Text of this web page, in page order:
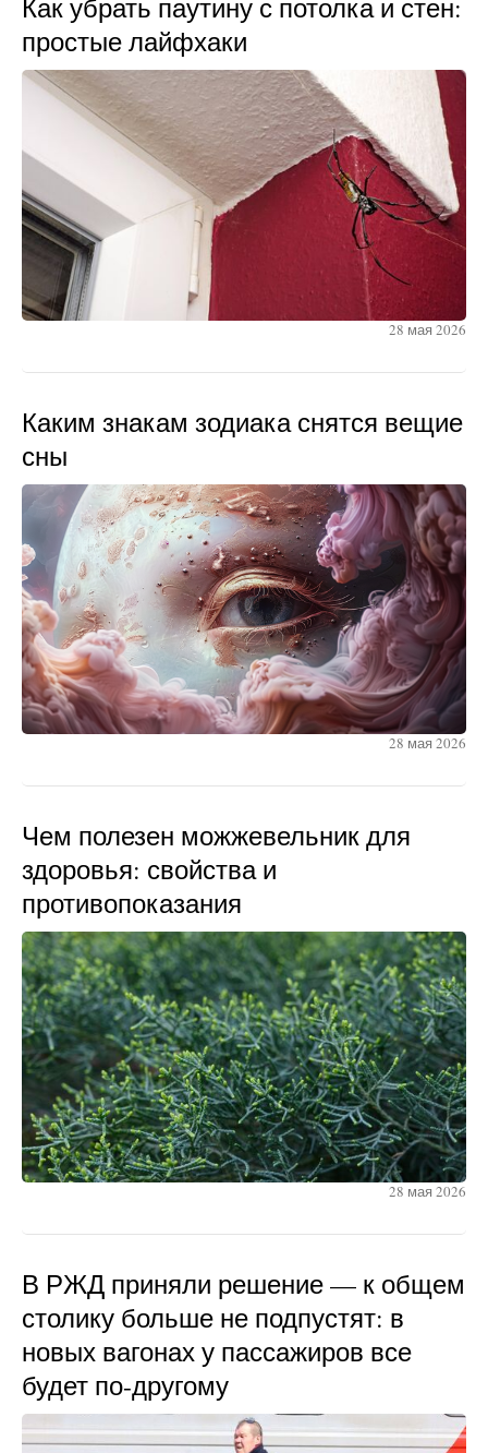
Как убрать паутину с потолка и стен:
простые лайфхаки
28 мая 2026
Каким знакам зодиака снятся вещие
сны
28 мая 2026
Чем полезен можжевельник для
здоровья: свойства и
противопоказания
28 мая 2026
В РЖД приняли решение — к общем
столику больше не подпустят: в
новых вагонах у пассажиров все
будет по-другому